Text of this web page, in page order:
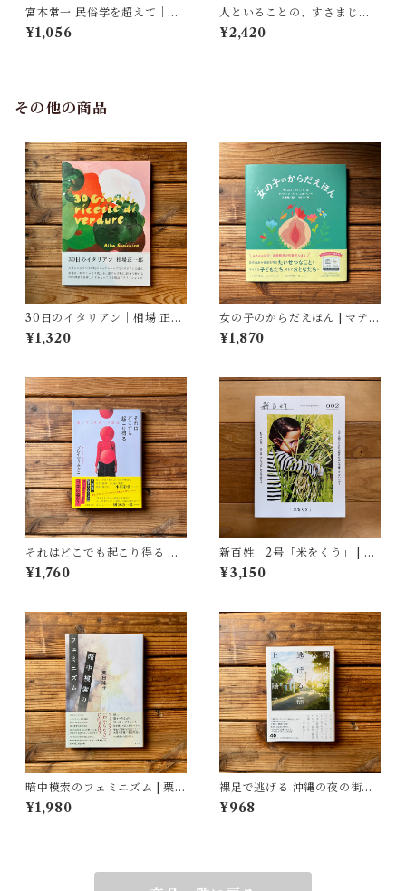
宮本常一 民俗学を超えて｜木
村 哲也
¥1,056
人といることの、すさまじさ
とすばらしさ | きくち ゆみこ
¥2,420
その他の商品
30日のイタリアン｜相場 正一
郎
¥1,320
女の子のからだえほん | マティ
ルド・ボディ(著/文 | イラス
ト), ティフェーヌ・ディユー
¥1,870
それはどこでも起こり得る 壊
れゆく世界への抵抗 | ブレイデ
ィ みかこ
¥1,760
新百姓 2号「米をくう」 | 一
般社団法人新百姓(編集)
¥3,150
暗中模索のフェミニズム | 栗田
隆子
¥1,980
裸足で逃げる 沖縄の夜の街の
少女たち | 上間 陽子
¥968